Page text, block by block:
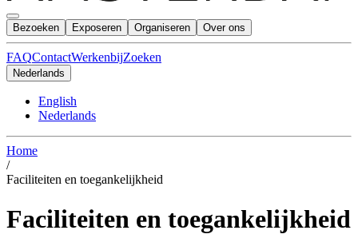
Bezoeken Exposeren Organiseren Over ons
FAQContactWerkenbijZoeken
Nederlands
English
Nederlands
Home
/
Faciliteiten en toegankelijkheid
Faciliteiten en toegankelijkheid